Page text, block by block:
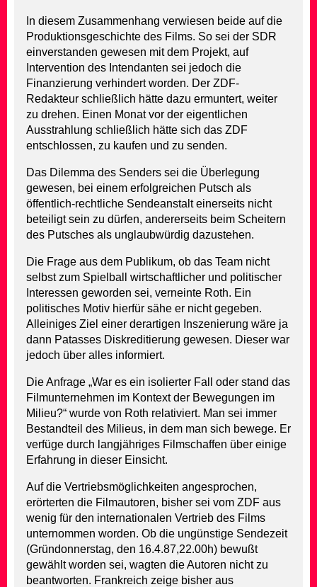
In diesem Zusammenhang verwiesen beide auf die
Produktionsgeschichte des Films. So sei der SDR
einverstanden gewesen mit dem Projekt, auf
Intervention des Intendanten sei jedoch die
Finanzierung verhindert worden. Der ZDF-
Redakteur schließlich hätte dazu ermuntert, weiter
zu drehen. Einen Monat vor der eigentlichen
Ausstrahlung schließlich hätte sich das ZDF
entschlossen, zu kaufen und zu senden.
Das Dilemma des Senders sei die Überlegung
gewesen, bei einem erfolgreichen Putsch als
öffentlich-rechtliche Sendeanstalt einerseits nicht
beteiligt sein zu dürfen, andererseits beim Scheitern
des Putsches als unglaubwürdig dazustehen.
Die Frage aus dem Publikum, ob das Team nicht
selbst zum Spielball wirtschaftlicher und politischer
Interessen geworden sei, verneinte Roth. Ein
politisches Motiv hierfür sähe er nicht gegeben.
Alleiniges Ziel einer derartigen Inszenierung wäre ja
dann Patasses Diskreditierung gewesen. Dieser war
jedoch über alles informiert.
Die Anfrage „War es ein isolierter Fall oder stand das
Filmunternehmen im Kontext der Bewegungen im
Milieu?“ wurde von Roth relativiert. Man sei immer
Bestandteil des Milieus, in dem man sich bewege. Er
verfüge durch langjähriges Filmschaffen über einige
Erfahrung in dieser Einsicht.
Auf die Vertriebsmöglichkeiten angesprochen,
erörterten die Filmautoren, bisher sei vom ZDF aus
wenig für den internationalen Vertrieb des Films
unternommen worden. Ob die ungünstige Sendezeit
(Gründonnerstag, den 16.4.87,22.00h) bewußt
gewählt worden sei, wagten die Autoren nicht zu
beantworten. Frankreich zeige bisher aus